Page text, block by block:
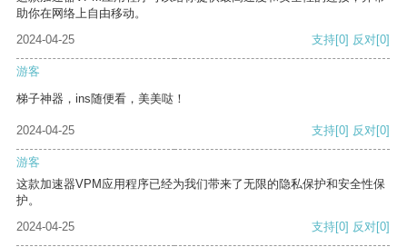
助你在网络上自由移动。
2024-04-25
支持[0] 反对[0]
游客
梯子神器，ins随便看，美美哒！
2024-04-25 支持[0] 反对[0]
游客
这款加速器VPM应用程序已经为我们带来了无限的隐私保护和安全性保
护。
2024-04-25
支持[0] 反对[0]